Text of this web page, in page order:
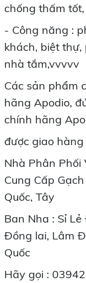
chống thấm
- Công năng :
khách, biệt
nhà tắm,vvvvv
Các sản phẩm
hãng Apodio,
chính hãng
được giao
Nhà Phân Phối
Cung Cấp
Quốc, Tây
Ban Nha : Sỉ
Đồng lai, Lâm
Quốc
Hãy gọi :